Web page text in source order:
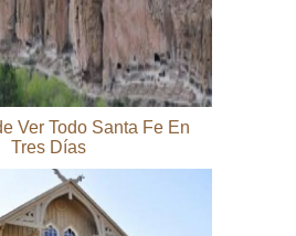
Ver Todo Santa Fe En
Tres Días